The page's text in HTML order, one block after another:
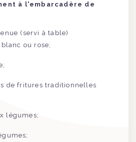
à l'embarcadère de
(servi à table)
ou rose;
de fritures traditionnelles
légumes;